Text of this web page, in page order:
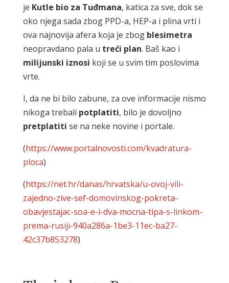
je Kutle bio za Tuđmana, katica za sve, dok se
oko njega sada zbog PPD-a, HEP-a i plina vrti i
ova najnovija afera koja je zbog blesimetra
neopravdano pala u treći plan. Baš kao i
milijunski iznosi koji se u svim tim poslovima
vrte.
I, da ne bi bilo zabune, za ove informacije nismo
nikoga trebali potplatiti, bilo je dovoljno
pretplatiti se na neke novine i portale.
(https://www.portalnovosti.com/kvadratura-
ploca)
(https://net.hr/danas/hrvatska/u-ovoj-vili-
zajedno-zive-sef-domovinskog-pokreta-
obavjestajac-soa-e-i-dva-mocna-tipa-s-linkom-
prema-rusiji-940a286a-1be3-11ec-ba27-
42c37b853278)